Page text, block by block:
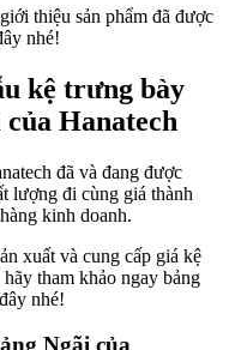
thiệu sản phẩm đã được
nhé!
kệ trưng bày
Hanatech
đã và đang được
lượng đi cùng giá thành
kinh doanh.
xuất và cung cấp giá kệ
tham khảo ngay bảng
nhé!
Ngãi của